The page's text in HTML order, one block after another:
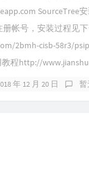
SourceTree
帐号，安装过程见下
2bmh-cisb-58r3/
教程http://
年 12 月 20 日 暂